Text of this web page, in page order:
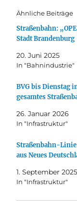
Ähnliche Beiträge
Straßenbahn:
Stadt Brandenburg
20. Juni 2025
In "Bahnindustrie"
BVG bis Dienstag
gesamtes
26. Januar 2026
In "Infrastruktur"
Straßenbahn-Linie
aus Neues
1. September 2025
In "Infrastruktur"